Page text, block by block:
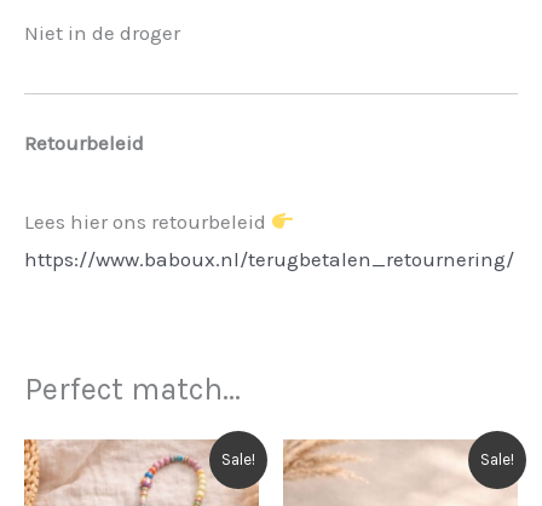
Niet in de droger
Retourbeleid
Lees hier ons retourbeleid
https://www.baboux.nl/terugbetalen_retournering/
Perfect match...
Sale! Sale!